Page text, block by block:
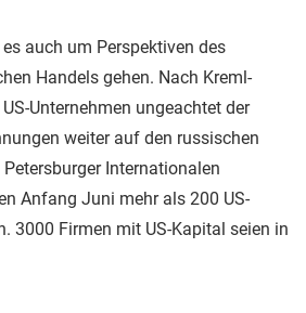
auch um Perspektiven des
Handels gehen. Nach Kreml-
Unternehmen ungeachtet der
weiter auf den russischen
Internationalen
Anfang Juni mehr als 200 US-
3000 Firmen mit US-Kapital seien in